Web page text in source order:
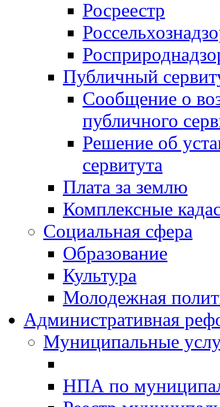
Росреестр
Публичный
Сообщение о
публичного
Решение об
сервитута
Плата за землю
Комплексные
Социальная сфера
Образование
Культура
Молодежная
Административная
Муниципальные
НПА по